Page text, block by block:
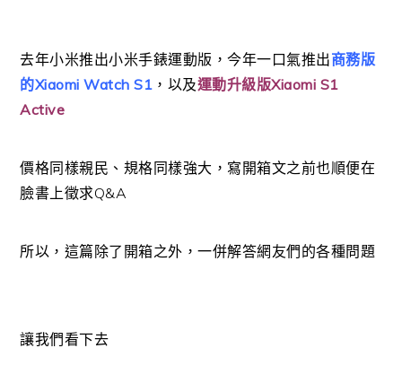
去年小米推出小米手錶運動版，今年一口氣推出商務版
的Xiaomi Watch S1 ，以及運動升級版Xiaomi S1
Active
價格同樣親民、規格同樣強大，寫開箱文之前也順便在
臉書上徵求Q&A
所以，這篇除了開箱之外，一併解答網友們的各種問題
讓我們看下去